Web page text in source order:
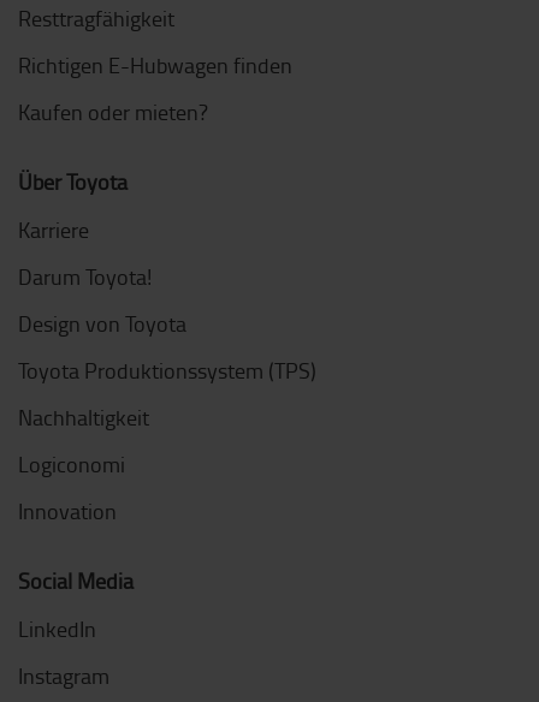
Resttragfähigkeit
Richtigen E-Hubwagen finden
Kaufen oder mieten?
Über Toyota
Karriere
Darum Toyota!
Design von Toyota
Toyota Produktionssystem (TPS)
Nachhaltigkeit
Logiconomi
Innovation
Social Media
LinkedIn
Instagram